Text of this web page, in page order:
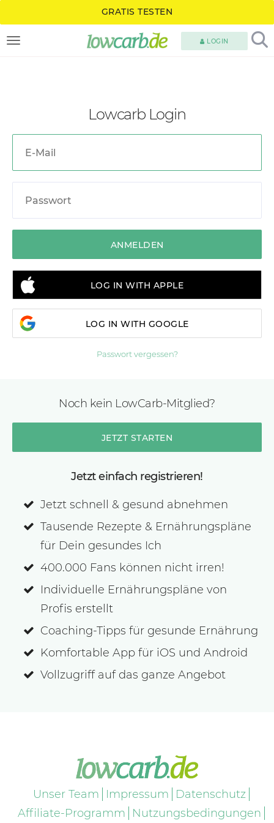
GRATIS TESTEN
TOGGLE NAVIGATION LOGIN
Lowcarb Login
LOG IN WITH APPLE
LOG IN WITH GOOGLE
Passwort vergessen?
Noch kein LowCarb-Mitglied?
JETZT STARTEN
Jetzt einfach registrieren!
Jetzt schnell & gesund abnehmen
Tausende Rezepte & Ernährungspläne
für Dein gesundes Ich
400.000 Fans können nicht irren!
Individuelle Ernährungspläne von
Profis erstellt
Coaching-Tipps für gesunde Ernährung
Komfortable App für iOS und Android
Vollzugriff auf das ganze Angebot
Unser Team Impressum
Datenschutz
Affiliate-Programm
Nutzungsbedingungen